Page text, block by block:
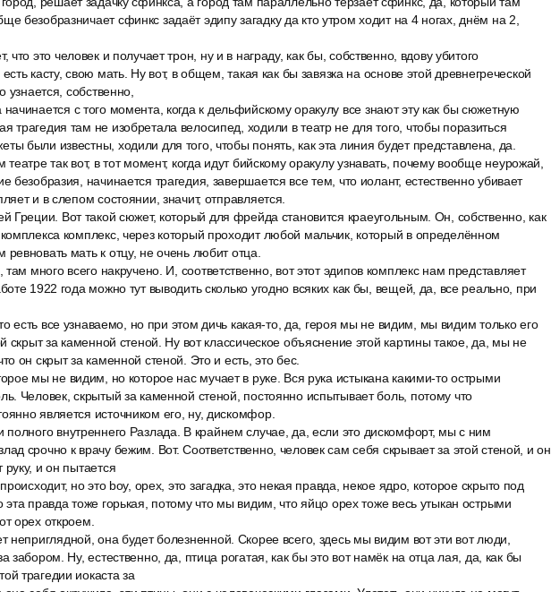
безобразничает сфинкс задаёт эдипу загадку да кто утром ходит на 4 ногах, днём на 2,
что это человек и получает трон, ну и в награду, как бы, собственно, вдову убитого
касту, свою мать. Ну вот, в общем, такая как бы завязка на основе этой древнегреческой
узнается, собственно,
с того момента, когда к дельфийскому оракулу все знают эту как бы сюжетную
трагедия там не изобретала велосипед, ходили в театр не для того, чтобы поразиться
были известны, ходили для того, чтобы понять, как эта линия будет представлена, да.
театре так вот, в тот момент, когда идут бийскому оракулу узнавать, почему вообще неурожай,
безобразия, начинается трагедия, завершается все тем, что иолант, естественно убивает
и в слепом состоянии, значит, отправляется.
Греции. Вот такой сюжет, который для фрейда становится краеугольным. Он, собственно, как
комплекс, через который проходит любой мальчик, который в определённом
мать к отцу, не очень любит отца.
много всего накручено. И, соответственно, вот этот эдипов комплекс нам представляет
1922 года можно тут выводить сколько угодно всяких как бы, вещей, да, все реально, при
есть все узнаваемо, но при этом дичь какая-то, да, героя мы не видим, мы видим только его
скрыт за каменной стеной. Ну вот классическое объяснение этой картины такое, да, мы не
он скрыт за каменной стеной. Это и есть, это бес.
мы не видим, но которое нас мучает в руке. Вся рука истыкана какими-то острыми
Человек, скрытый за каменной стеной, постоянно испытывает боль, потому что
является источником его, ну, дискомфор.
полного внутреннего Разлада. В крайнем случае, да, если это дискомфорт, мы с ним
срочно к врачу бежим. Вот. Соответственно, человек сам себя скрывает за этой стеной, и он
и он пытается
но это boy, орех, это загадка, это некая правда, некое ядро, которое скрыто под
эта правда тоже горькая, потому что мы видим, что яйцо орех тоже весь утыкан острыми
орех откроем.
неприглядной, она будет болезненной. Скорее всего, здесь мы видим вот эти вот люди,
забором. Ну, естественно, да, птица рогатая, как бы это вот намёк на отца лая, да, как бы
трагедии иокаста за